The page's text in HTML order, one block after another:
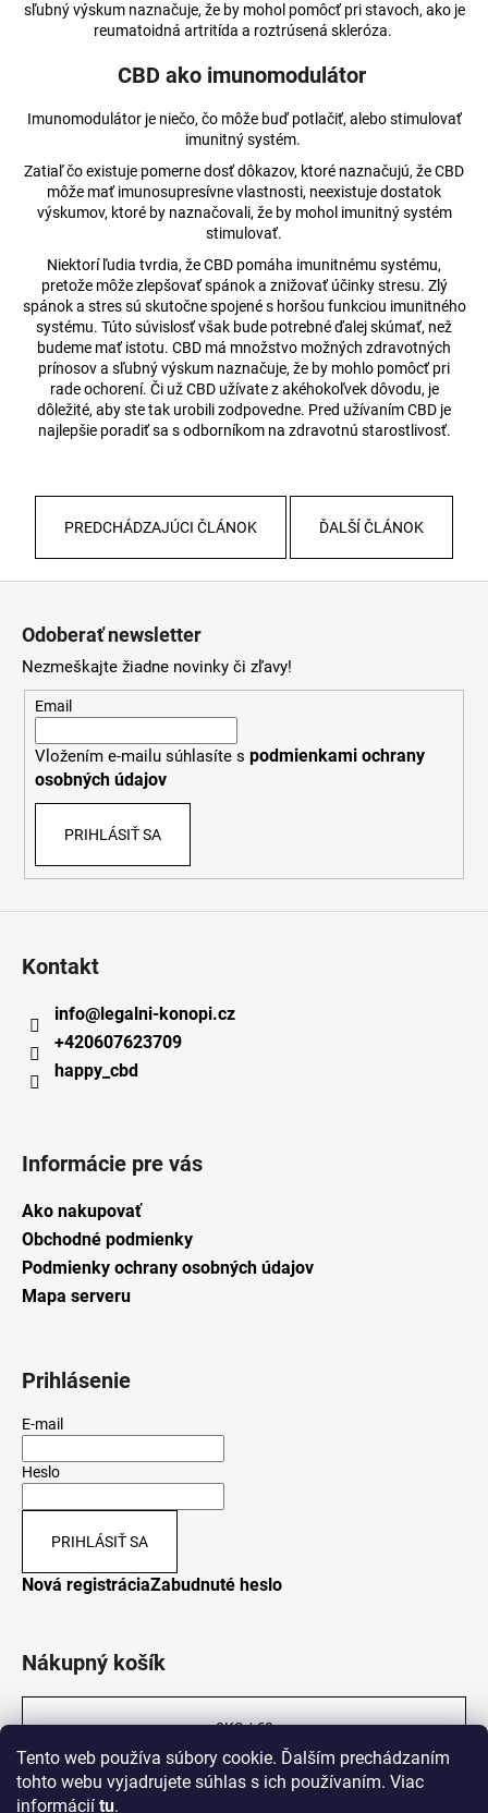
Tento web používa súbory cookie. Ďalším prechádzaním
tohto webu vyjadrujete súhlas s ich používaním. Viac
informácií tu.
sľubný výskum naznačuje, že by mohol pomôcť pri stavoch, ako je
reumatoidná artritída a roztrúsená skleróza.
CBD ako imunomodulátor
Imunomodulátor je niečo, čo môže buď potlačiť, alebo stimulovať
imunitný systém.
Zatiaľ čo existuje pomerne dosť dôkazov, ktoré naznačujú, že CBD
môže mať imunosupresívne vlastnosti, neexistuje dostatok
výskumov, ktoré by naznačovali, že by mohol imunitný systém
stimulovať.
Niektorí ľudia tvrdia, že CBD pomáha imunitnému systému,
pretože môže zlepšovať spánok a znižovať účinky stresu. Zlý
spánok a stres sú skutočne spojené s horšou funkciou imunitného
systému. Túto súvislosť však bude potrebné ďalej skúmať, než
budeme mať istotu. CBD má množstvo možných zdravotných
prínosov a sľubný výskum naznačuje, že by mohlo pomôcť pri
rade ochorení. Či už CBD užívate z akéhokoľvek dôvodu, je
dôležité, aby ste tak urobili zodpovedne. Pred užívaním CBD je
najlepšie poradiť sa s odborníkom na zdravotnú starostlivosť.
PREDCHÁDZAJÚCI ČLÁNOK ĎALŠÍ ČLÁNOK
Odoberať newsletter
Nezmeškajte žiadne novinky či zľavy!
Email
Vložením e-mailu súhlasíte s podmienkami ochrany
osobných údajov
PRIHLÁSIŤ SA
Kontakt
info@legalni-konopi.cz
+420607623709
happy_cbd
Informácie pre vás
Ako nakupovať
Obchodné podmienky
Podmienky ochrany osobných údajov
Mapa serveru
Prihlásenie
E-mail
Heslo
PRIHLÁSIŤ SA
Nová registráciaZabudnuté heslo
Nákupný košík
0KS /€0